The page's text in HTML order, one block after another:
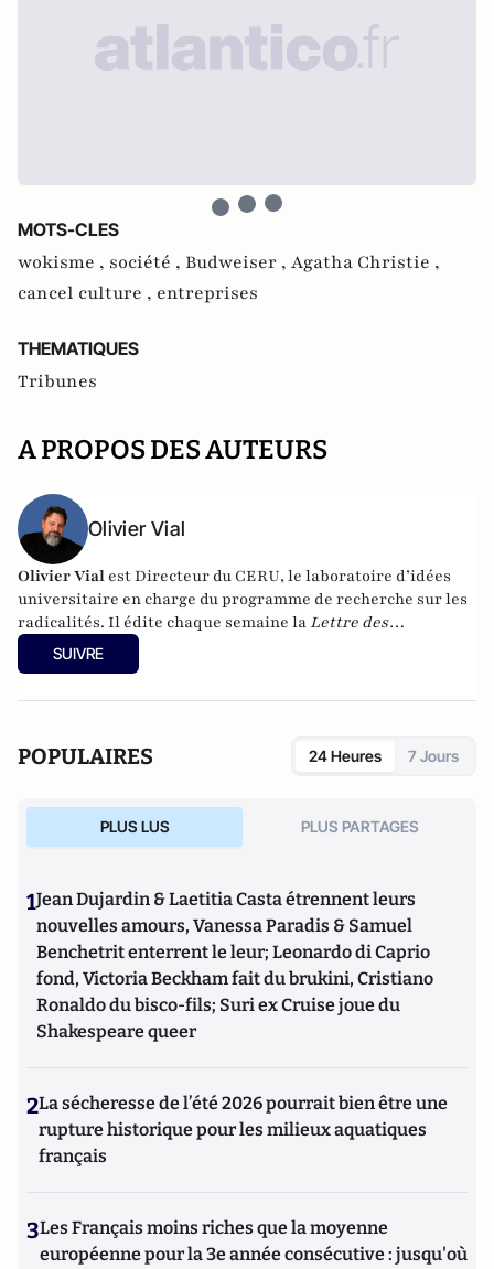
MOTS-CLES
wokisme , société , Budweiser , Agatha Christie ,
cancel culture , entreprises
THEMATIQUES
Tribunes
A PROPOS DES AUTEURS
Olivier Vial
Olivier Vial est Directeur du CERU, le laboratoire d’idées
universitaire en charge du programme de recherche sur les
radicalités. Il édite chaque semaine la Lettre des
radicalités. Ses différentes publications sont visibles en
suivantce lien
SUIVRE
POPULAIRES 24 Heures 7 Jours
PLUS LUS PLUS PARTAGES
1Jean Dujardin & Laetitia Casta étrennent leurs
nouvelles amours, Vanessa Paradis & Samuel
Benchetrit enterrent le leur; Leonardo di Caprio
fond, Victoria Beckham fait du brukini, Cristiano
Ronaldo du bisco-fils; Suri ex Cruise joue du
Shakespeare queer
2La sécheresse de l’été 2026 pourrait bien être une
rupture historique pour les milieux aquatiques
français
3Les Français moins riches que la moyenne
européenne pour la 3e année consécutive : jusqu'où